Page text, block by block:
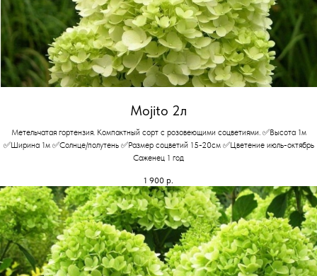
Mojito 2л
Метельчатая гортензия. Компактный сорт с розовеющими соцветиями. ✅Высота 1м
✅Ширина 1м ✅Солнце/полутень ✅Размер соцветий 15-20см ✅Цветение июль-октябрь
Саженец 1 год
1 900 р.